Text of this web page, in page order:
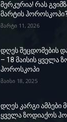
მერკურია! რას
მარტის ჰოროსკოპი?
მარტი 11, 2026
დღეს შეცდომების
– 18 მაისის ყველა
ჰოროსკოპი
მაისი 18, 2025
დღეს კარგი ამბები
ყველა ზოდიაქოს